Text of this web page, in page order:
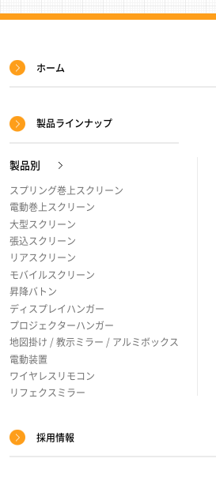
サ
マ
プ
ホーム
製品ラインナップ
製品別
スプリング巻上スクリーン
電動巻上スクリーン
大型スクリーン
張込スクリーン
リアスクリーン
モバイルスクリーン
昇降バトン
ディスプレイハンガー
プロジェクターハンガー
地図掛け / 教示ミラー / アルミボックス
電動装置
ワイヤレスリモコン
リフェクスミラー
採用情報